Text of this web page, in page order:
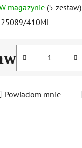
magazynie (5 zestaw)
25089/410ML
Powiadom mnie